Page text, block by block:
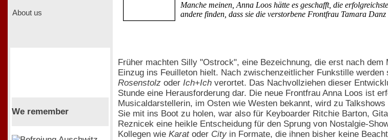
About us
We remember
Manche meinen, Anna Loos hätte es geschafft, die
andere finden, dass sie die verstorbene Frontfrau Tamara
Früher machten Silly "Ostrock", eine Bezeichnung, die erst nach dem
Einzug ins Feuilleton hielt. Nach zwischenzeitlicher Funkstille
Rosenstolz oder Ich+Ich verortet. Das Nachvollziehen dieser
Stunde eine Herausforderung dar. Die neue Frontfrau Anna Loos ist
Musicaldarstellerin, im Osten wie Westen bekannt, wird zu
Sie mit ins Boot zu holen, war also für Keyboarder Ritchie Barton,
Reznicek eine heikle Entscheidung für den Sprung von Nostalgie-
Kollegen wie Karatoder City in Formate, die ihnen bisher keine